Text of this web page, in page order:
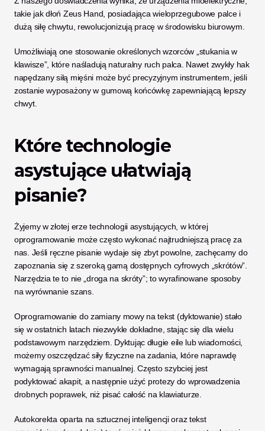
takie jak dłoń Zeus Hand, posiadająca wieloprzegubowe palce i
dużą siłę chwytu, rewolucjonizują pracę w środowisku biurowym.
Umożliwiają one stosowanie określonych wzorców „stukania w
klawisze”, które naśladują naturalny ruch palca. Nawet zwykły hak
napędzany siłą mięśni może być precyzyjnym instrumentem, jeśli
zostanie wyposażony w gumową końcówkę zapewniającą lepszy
chwyt.
Które technologie
asystujące ułatwiają
pisanie?
Żyjemy w złotej erze technologii asystujących, w której
oprogramowanie może często wykonać najtrudniejszą pracę za
nas. Jeśli ręczne pisanie wydaje się zbyt powolne, zachęcamy do
zapoznania się z szeroką gamą dostępnych cyfrowych „skrótów”.
Narzędzia te to nie „droga na skróty”; to wyrafinowane sposoby
na wyrównanie szans.
Oprogramowanie do zamiany mowy na tekst (dyktowanie) stało
się w ostatnich latach niezwykle dokładne, stając się dla wielu
podstawowym narzędziem. Dyktując długie eile lub wiadomości,
możemy oszczędzać siły fizyczne na zadania, które naprawdę
wymagają sprawności manualnej. Często szybciej jest
podyktować akapit, a następnie użyć protezy do wprowadzenia
drobnych poprawek, niż pisać całość na klawiaturze.
Autokorekta oparta na sztucznej inteligencji oraz tekst